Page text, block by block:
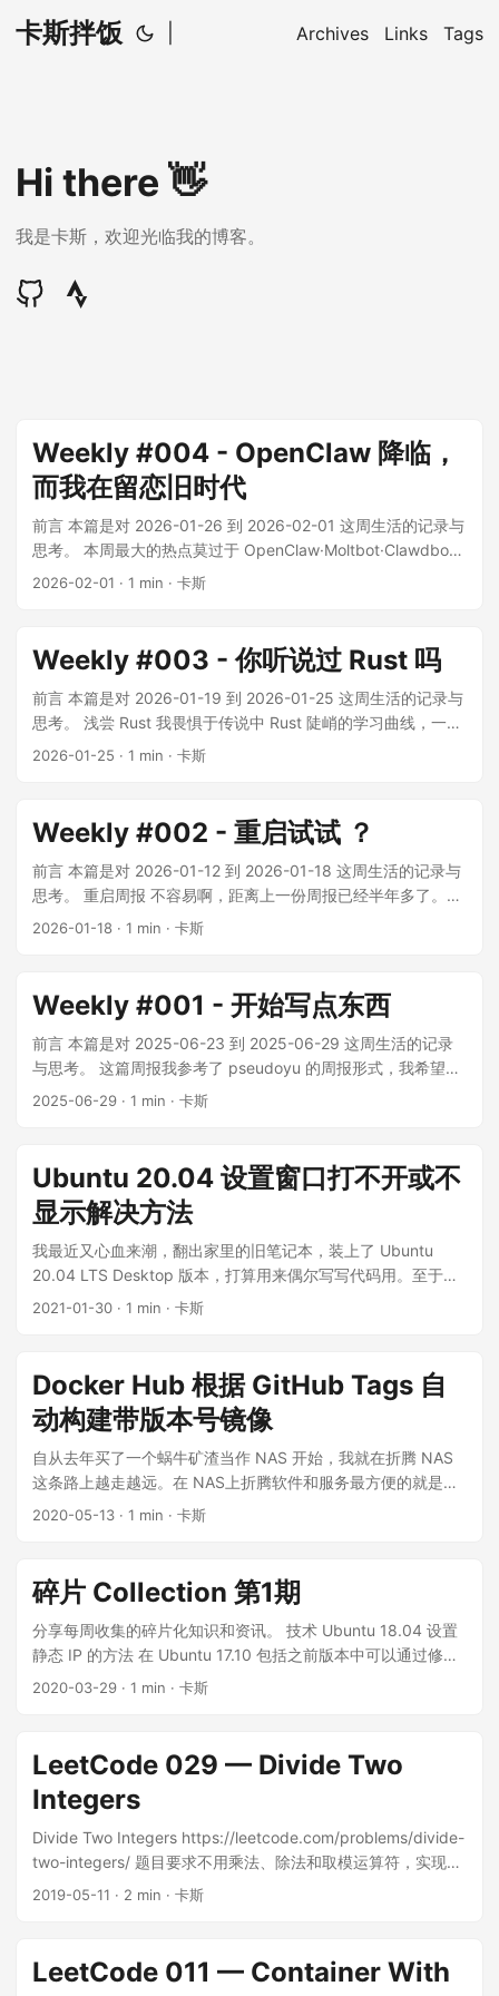
卡斯拌饭 Archives Links Tags
Hi there 👋
我是卡斯，欢迎光临我的博客。
Weekly #004 - OpenClaw 降临，
而我在留恋旧时代
前言 本篇是对 2026-01-26 到 2026-02-01 这周生活的记录与
思考。 本周最大的热点莫过于 OpenClaw·Moltbot·Clawdbot
的火爆出圈。从国内到国外，社交媒体全被这几个关键词占
始做 LeetCode 的原因是参与 yihong0618 在他的频道发布的
每日一题😄 现在是 AI 纪元了，做不出来也不必自己死磕，发给
Gemini 让它给我提示思路，然后尝试自己实现，完了再把代码
发给它检查。 顺便吐槽一下，写 Rust 心智负担真的好大啊，
我每次都是先写 Go，过了再翻译成 Rust…… 2085. 统计出现
本年累计跑步 33.9 公里 周日看了别府大分马拉松的直播，见
证了最后 10 公里吉田祐也和黑田朝日的极限对决，真是太精彩
了！我很期待黑田小队长在未来的几年时间里对大破杰的日本
马拉松纪录发起冲击。 本周发现 影视 《NANA》(2006) 一部
我在2011年标记想看的片子，显然15年后的我已不是剧中的年
纪，但剧中人错综复杂的微妙情感确实让我印象深刻。 《爱乐
的质感，我尤其喜欢夜间的灯光打在人物身上的效果，简直绝
了。 《青蛇》(1993) 不合我的胃口。 《东邪西毒》 (1994) 影
片的节奏很王家卫。看完的感受就是：爱要大声说出口。 最近
补的好几部老电影里都有张曼玉，她真的太有魅力了。 收藏 Go
2026-02-01 · 1 min · 卡斯
Weekly #003 - 你听说过 Rust 吗
前言 本篇是对 2026-01-19 到 2026-01-25 这周生活的记录与
思考。 浅尝 Rust 我畏惧于传说中 Rust 陡峭的学习曲线，一直
没敢下手。这周无意中看到了《Rust语言圣经》 这本在线开源
了一下 Rust 在内存管理方面的尝试，感觉挺有意思的。不同于
C++ 的手动管理和 Go 的 GC，Rust 通过所有权来管理内存，
简单来说就是一个值同时只能被一个变量所拥有，当所有者
（变量）离开作用域范围时，这个值将被丢弃。因为这条规则
的存在，让我在学习的时候感觉到需要用一种全新的思维模式
到 Rust 中令人闻风丧胆的生命周期，希望我能坚持下去吧。我
也没有想到学了 Rust 之后用来作什么用，总之先学了再说吧。
运动 本周跑步 1 次，累计 9.1 公里 本月累计跑步 21.3 公里 本
年累计跑步 21.3 公里 本周发现 书籍 《Rust语言圣经》 影视
《重返·狼群》 虽然影片有些地方看着刻意，也有主人公过度解
读和自我感动的部分，但人与狼的羁绊是真实存在的。 播客 面
文化有限 | Vol.314 冬日特辑：没有坏天气，只有不同种类的阳
光和雪 收藏 文颜 Markdown 转微信公众号排版助手，有
Win/Mac/CLI 客户端，甚至有个 MCP 版 日本語自習資料
Wolfcha（猹杀） 除了你自己，其他所有角色都由 AI 扮演的狼
人杀。太好了，解决了本社恐玩狼人杀最大的心理障碍。 文章
生来取代Docker、JS，谷歌力推，这项技术发布7年后，现状
能优化，实用Tips梳理大全 Go GC 原理及性能优化。 大牛书单
| Rust 好书推荐 鹅厂程序员推荐的 Rust 书单。 Thoughts on
Go vs. Rust vs. Zig 简单比较了这三种语言，恰好我对这三种
语言都有兴趣。此刻，我在靠 Go 混饭，正开始学 Rust，以后
可能会学 Zig。
2026-01-25 · 1 min · 卡斯
Weekly #002 - 重启试试 ？
前言 本篇是对 2026-01-12 到 2026-01-18 这周生活的记录与
思考。 重启周报 不容易啊，距离上一份周报已经半年多了。我
发现周末很难抽出较长的时间打开电脑坐下来慢慢写一份周
后不定时地记录内容，到周日晚上， GitHub Action 自动读取
这个 issue 的内容生成周报，然后自动提交 PR，最后我检查内
容没问题就可以发布了。 运动 本周跑步 1 次，累计 6.8 公里
本周徒步 1 次 本月累计跑步 12.2 公里 本年累计跑步 12.2 公里
没错，上面的数据也是 GitHub Action 通过 Strava API 自动统
上的武侠小说，有点无厘头，有点欢笑，有点装逼。看的时候
不要太较真，开心就好。 影视 《无耻混蛋》 《虎口脱险》之后
的另一部豆瓣Top250里的二战片，说实话同样不太合我的胃
年轻演员的演技也相当尴尬，不推荐。 收藏 VidBee 视频下载
器 Tadoku 免费日语入门读物 适合像我一样刚学完日语五十音
的初学者
2026-01-18 · 1 min · 卡斯
Weekly #001 - 开始写点东西
前言 本篇是对 2025-06-23 到 2025-06-29 这周生活的记录
与思考。 这篇周报我参考了 pseudoyu 的周报形式，我希望可
以跟他一样用文字记录自己的生活。 微信公众号 我有一个建立
章。现在我想重新捡起这个号，争取每周都能写点什么，同步
发在博客和公众号上。不出意外的话，这篇会是这个号的第一
篇文章。 我曾幻想自己成为一个有旺盛表达欲的人，但事实并
非如此，我的表达欲通常在打开编辑框的时候就已经所剩无
几。我觉得想要改变别无他法，只能强迫自己多写一点。 运动
本周我尝试了 3 次爬楼梯运动。出乎意料，在边爬边听播客的
情况下，这项运动并没有我想象中的那么无聊。我过去的锻炼
是大难题。经过这周的尝试，我发现爬楼非常经济，走出家门
可以马上开始，中途如果有需要的话甚至可以回家补水。除此
之外，对我来说爬楼还有个优势，就是可以比较容易得把心率
保持在有氧区间，能达到比较好的锻炼效果。 在接近中断了一
个月的跑步之后，爬楼似乎让我找回了运动的快乐，让我重新
找回了一点对身体的掌控感。 小游戏开发 从上周开始，我尝试
在看了《TSRPC + Cocos，多人实时对战 So Easy！》 这篇文
章之后非常惊喜，对 TSRPC 跃跃欲试。我在 TSRPC 的文档里
看到这个框架支持云函数部署，我觉得微信小游戏的服务端用
云函数实现可以节省成本。但是经过我的简单尝试之后，我发
现事情并不乐观。首先 TSRPC 的文档有点旧了，云函数部署的
Node.js 最新的 LTS 版本都到 v22.17 了好吧，这让我对云函数
这个产品的发展非常没有信心。既然不选择云函数部署的话，
那服务端的语言我便选择了自己最熟悉的 Go，部署大概率会选
择微信云托管的方式。因为是休闲游戏，所以我选择了短连接
的方式实现通信。 目前小游戏完成了客户端玩法的大概流程，
服务端完成了登陆接口，还没有实现前后端的对接。 Go Web
后端框架选型 上面提到小游戏服务端语言我选择了 Go，框架我
项目结构。我在前司曾经使用过一年多的 go-zero 框架，但是
2025-06-29 · 1 min · 卡斯
Ubuntu 20.04 设置窗口打不开或不
显示解决方法
我最近又心血来潮，翻出家里的旧笔记本，装上了 Ubuntu
20.04 LTS Desktop 版本，打算用来偶尔写写代码用。至于为
什么选Ubuntu 是因为我觉得选择个最不折腾。事实证明我错
然后我就发现一个蛋疼的问题，设置窗口打不开了，确切的说
是不显示了。然后就 Google 一通搜，发现碰到这问题的人还真
不少，从 Ubuntu 17 时代就有人碰到了。解决方法说啥的都
有：什么 reinstall gnome-control-center，甚至有让人重装系
统解决问题的，简直离谱。功夫不负有心人，我总算找到了正
确的解决方法，现在记录下来，希望下一个碰到这个问题的可
怜孩子能看到这篇文章。 症状 打开设置的时候，能看到侧边栏
是正常打开的，但是窗口显示到屏幕外面出去了，导致我们看
动，记住这个时候不需要按鼠标上的任何键，然后你就会看到
奇迹发生了：设置窗口被从屏幕右边拖出来了！ 看来问题真的
是窗口显示到屏幕的外面去了，我们现在把它拖回来了。但是
到，不知道在什么时候，「显示模式」这个选项被设置成了
「加入显示器(Join Displays)」，现在把它改成「单显示器
(Single Display)」。然后一切就正常了。 参考
https://askubuntu.com/a/1111186
2021-01-30 · 1 min · 卡斯
Docker Hub 根据 GitHub Tags 自
动构建带版本号镜像
自从去年买了一个蜗牛矿渣当作 NAS 开始，我就在折腾 NAS
这条路上越走越远。在 NAS上折腾软件和服务最方便的就是通
过 docker 部署。所以能找到 docker 镜像的软件，我绝对不会
Docker Hub 的自动化构建存放在 GitHub 上某个 branch 的代
码。每当我们 git push 代码到 GitHub 就会触发一次 Docker
Hub 构建一个新版本。 但是我最近发现一个问题，就是每次构
建出来的镜像都是 latest 版本，没有留下历史版本的镜像，这
就很不方便。比如我新构建的镜像有问题，但是没办法立刻回
GitHub 的特定 Tag 来自动构建镜像。难道我每次在 GitHub 创
建一个新的 Tag 都要在 Docker Hub 上创建一条新的构建规则
吗？这事儿听起来也挺蠢的。 有没有办法当我在 GitHub 创建
这个 Tag 的版本号，自动构建一个对应版本号的镜像呢？答案
当然是有的，Docker Hub 的自动构建规则支持表达式匹配
Tag。 我们可以新增一条如下的自动构建规则： Source Type
Docker Hub 会自动构建一个版本号为 0.1.1 的镜像。 ...
2020-05-13 · 1 min · 卡斯
碎片 Collection 第1期
分享每周收集的碎片化知识和资讯。 技术 Ubuntu 18.04 设置
静态 IP 的方法 在 Ubuntu 17.10 包括之前版本中可以通过修改
/etc/network/interfaces 设置静态 IP。但是在18.04 之后
cloud-init.yaml network: ethernets: enp0s3: #dhep4: true
dhcp4: false addresses:[192.168.2.90/24] gateway4:
192.168.2.1 nameservers: addresses:[8.8.8.8, 1.1.1.1]
IP address since Ubuntu 18.04 命令行代理设置 export
ALL_PROXY=socks5://127.0.0.1:1080 export
ALL_PROXY=http://127.0.0.1:8118 unset ALL_PROXY nginx
2020-03-29 · 1 min · 卡斯
LeetCode 029 — Divide Two
Integers
Divide Two Integers https://leetcode.com/problems/divide-
two-integers/ 题目要求不用乘法、除法和取模运算符，实现整
型除法运算。 既然不能用乘法和除法运算符，那么基本思路就
Solution { public: int divide(int dividend, int divisor) { long
long quotient = 0; int flag = 1; auto dividend1 = (long
2019-05-11 · 2 min · 卡斯
LeetCode 011 — Container With